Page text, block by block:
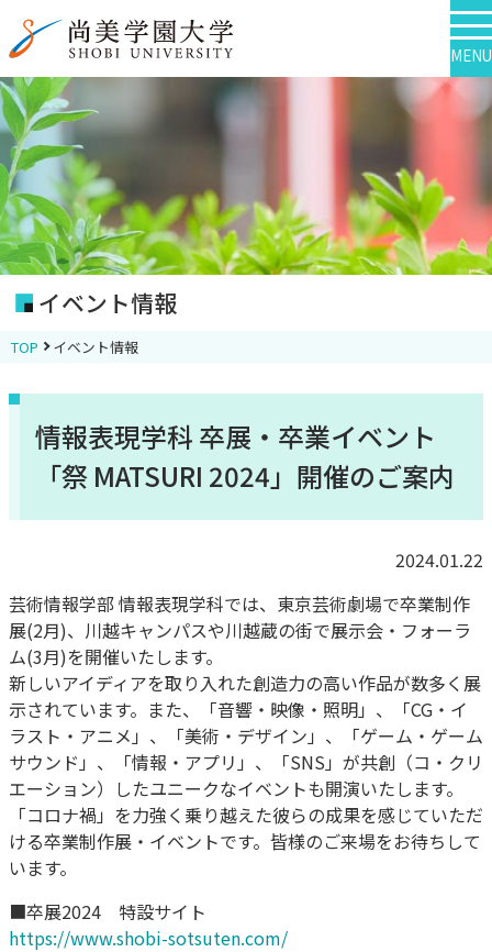
MENU
イベント情報
TOP イベント情報
情報表現学科 卒展・卒業イベント
「祭 MATSURI 2024」開催のご案内
2024.01.22
芸術情報学部 情報表現学科では、東京芸術劇場で卒業制作
展(2月)、川越キャンパスや川越蔵の街で展示会・フォーラ
ム(3月)を開催いたします。
新しいアイディアを取り入れた創造力の高い作品が数多く展
示されています。また、「音響・映像・照明」、「CG・イ
ラスト・アニメ」、「美術・デザイン」、「ゲーム・ゲーム
サウンド」、「情報・アプリ」、「SNS」が共創（コ・クリ
エーション）したユニークなイベントも開演いたします。
「コロナ禍」を力強く乗り越えた彼らの成果を感じていただ
ける卒業制作展・イベントです。皆様のご来場をお待ちして
います。
■卒展2024 特設サイト
https://www.shobi-sotsuten.com/